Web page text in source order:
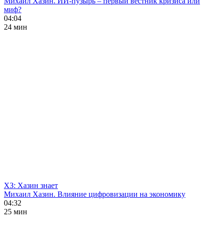
миф?
04:04
24 мин
ХЗ: Хазин знает
Михаил Хазин. Влияние цифровизации на экономику
04:32
25 мин